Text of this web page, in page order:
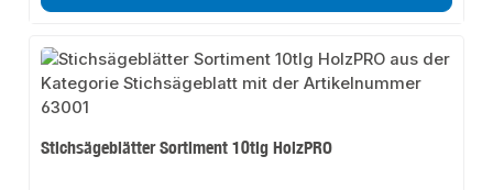
Stichsägeblätter Sortiment 10tlg HolzPRO